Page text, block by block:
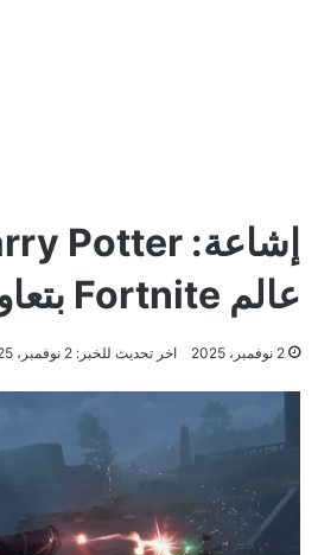
عالم Fortnite بتعاون جديد
2 نوفمبر، 2025 اخر تحديث للخبر: 2 نوفمبر، 2025